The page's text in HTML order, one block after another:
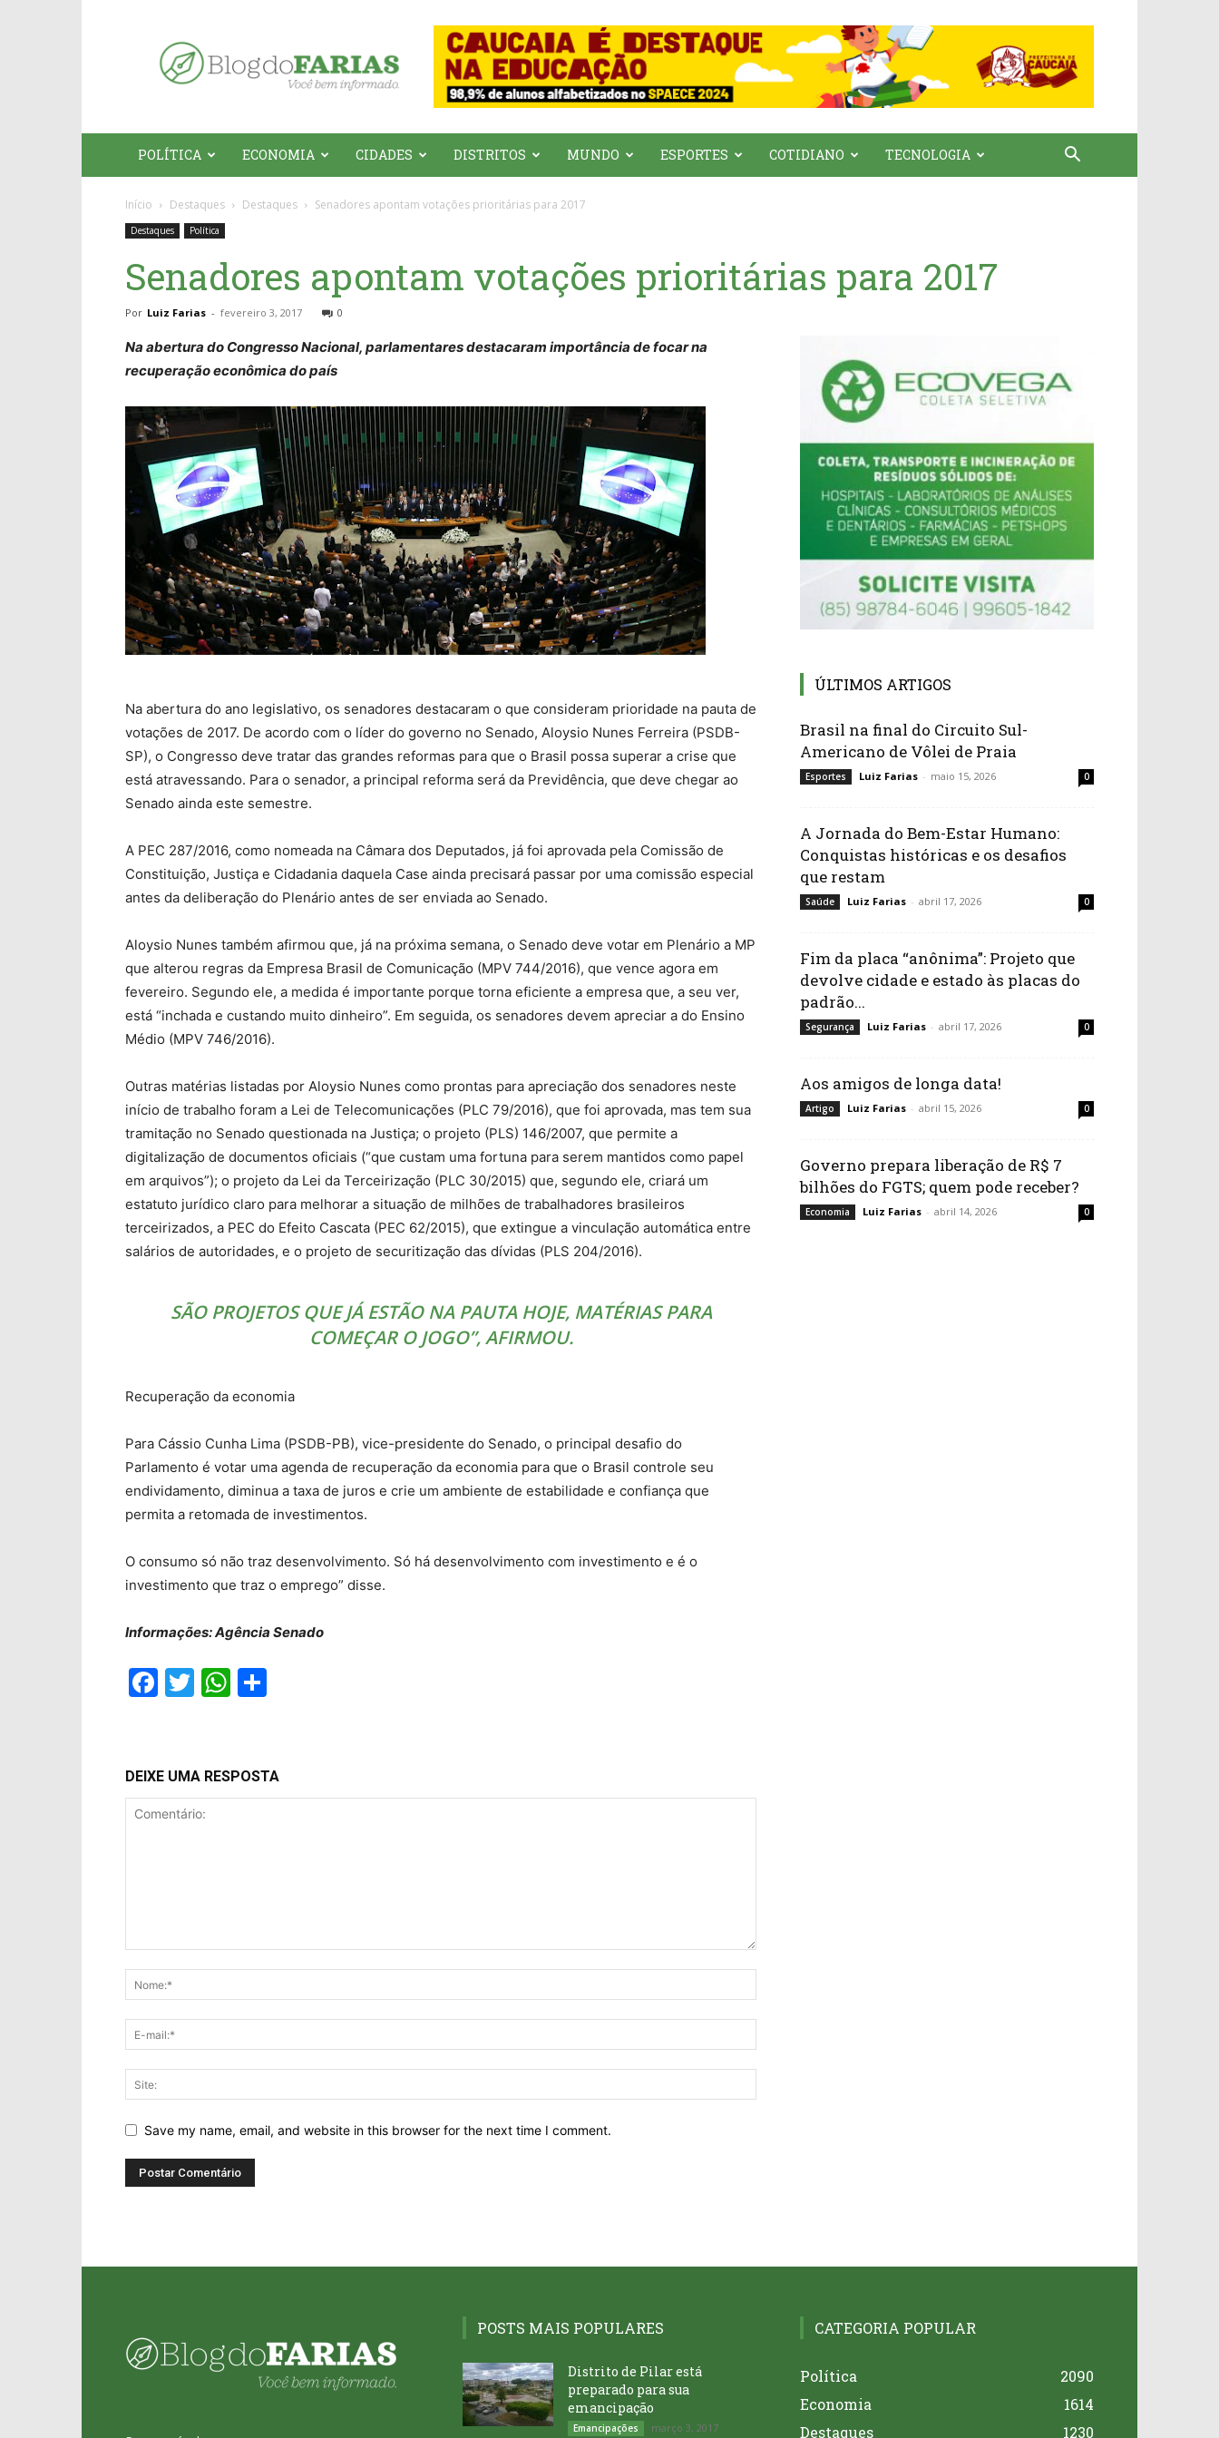
do
Farias
POLÍTICA ECONOMIA CIDADES DISTRITOS MUNDO ESPORTES COTIDIANO TECNOLOGIA
Início Destaques Destaques Senadores apontam votações prioritárias para 2017
Destaques Política
Senadores apontam votações prioritárias para 2017
Por Luiz Farias - fevereiro 3, 2017 0
Na abertura do Congresso Nacional, parlamentares destacaram importância de focar na
recuperação econômica do país
Na abertura do ano legislativo, os senadores destacaram o que consideram prioridade na pauta de
votações de 2017. De acordo com o líder do governo no Senado, Aloysio Nunes Ferreira (PSDB-
SP), o Congresso deve tratar das grandes reformas para que o Brasil possa superar a crise que
está atravessando. Para o senador, a principal reforma será da Previdência, que deve chegar ao
Senado ainda este semestre.
A PEC 287/2016, como nomeada na Câmara dos Deputados, já foi aprovada pela Comissão de
Constituição, Justiça e Cidadania daquela Case ainda precisará passar por uma comissão especial
antes da deliberação do Plenário antes de ser enviada ao Senado.
Aloysio Nunes também afirmou que, já na próxima semana, o Senado deve votar em Plenário a MP
que alterou regras da Empresa Brasil de Comunicação (MPV 744/2016), que vence agora em
fevereiro. Segundo ele, a medida é importante porque torna eficiente a empresa que, a seu ver,
está “inchada e custando muito dinheiro”. Em seguida, os senadores devem apreciar a do Ensino
Médio (MPV 746/2016).
Outras matérias listadas por Aloysio Nunes como prontas para apreciação dos senadores neste
início de trabalho foram a Lei de Telecomunicações (PLC 79/2016), que foi aprovada, mas tem sua
tramitação no Senado questionada na Justiça; o projeto (PLS) 146/2007, que permite a
digitalização de documentos oficiais (“que custam uma fortuna para serem mantidos como papel
em arquivos”); o projeto da Lei da Terceirização (PLC 30/2015) que, segundo ele, criará um
estatuto jurídico claro para melhorar a situação de milhões de trabalhadores brasileiros
terceirizados, a PEC do Efeito Cascata (PEC 62/2015), que extingue a vinculação automática entre
salários de autoridades, e o projeto de securitização das dívidas (PLS 204/2016).
SÃO PROJETOS QUE JÁ ESTÃO NA PAUTA HOJE, MATÉRIAS PARA
COMEÇAR O JOGO”, AFIRMOU.
Recuperação da economia
Para Cássio Cunha Lima (PSDB-PB), vice-presidente do Senado, o principal desafio do
Parlamento é votar uma agenda de recuperação da economia para que o Brasil controle seu
endividamento, diminua a taxa de juros e crie um ambiente de estabilidade e confiança que
permita a retomada de investimentos.
O consumo só não traz desenvolvimento. Só há desenvolvimento com investimento e é o
investimento que traz o emprego” disse.
Informações: Agência Senado
Facebook
TwitterWhatsApp
DEIXE UMA RESPOSTA
Save my name, email, and website in this browser for the next time I comment.
ÚLTIMOS ARTIGOS
Brasil na final do Circuito Sul-
Americano de Vôlei de Praia
Esportes Luiz Farias - maio 15, 2026 0
A Jornada do Bem-Estar Humano:
Conquistas históricas e os desafios
que restam
Saúde Luiz Farias - abril 17, 2026 0
Fim da placa “anônima”: Projeto que
devolve cidade e estado às placas do
padrão...
Segurança Luiz Farias - abril 17, 2026 0
Aos amigos de longa data!
Artigo Luiz Farias - abril 15, 2026 0
Governo prepara liberação de R$ 7
bilhões do FGTS; quem pode receber?
Economia Luiz Farias - abril 14, 2026 0
POSTS MAIS POPULARES
Distrito de Pilar está
preparado para sua
emancipação
Emancipações março 3, 2017
CATEGORIA POPULAR
Política
2090
Economia
1614
Destaques
1230